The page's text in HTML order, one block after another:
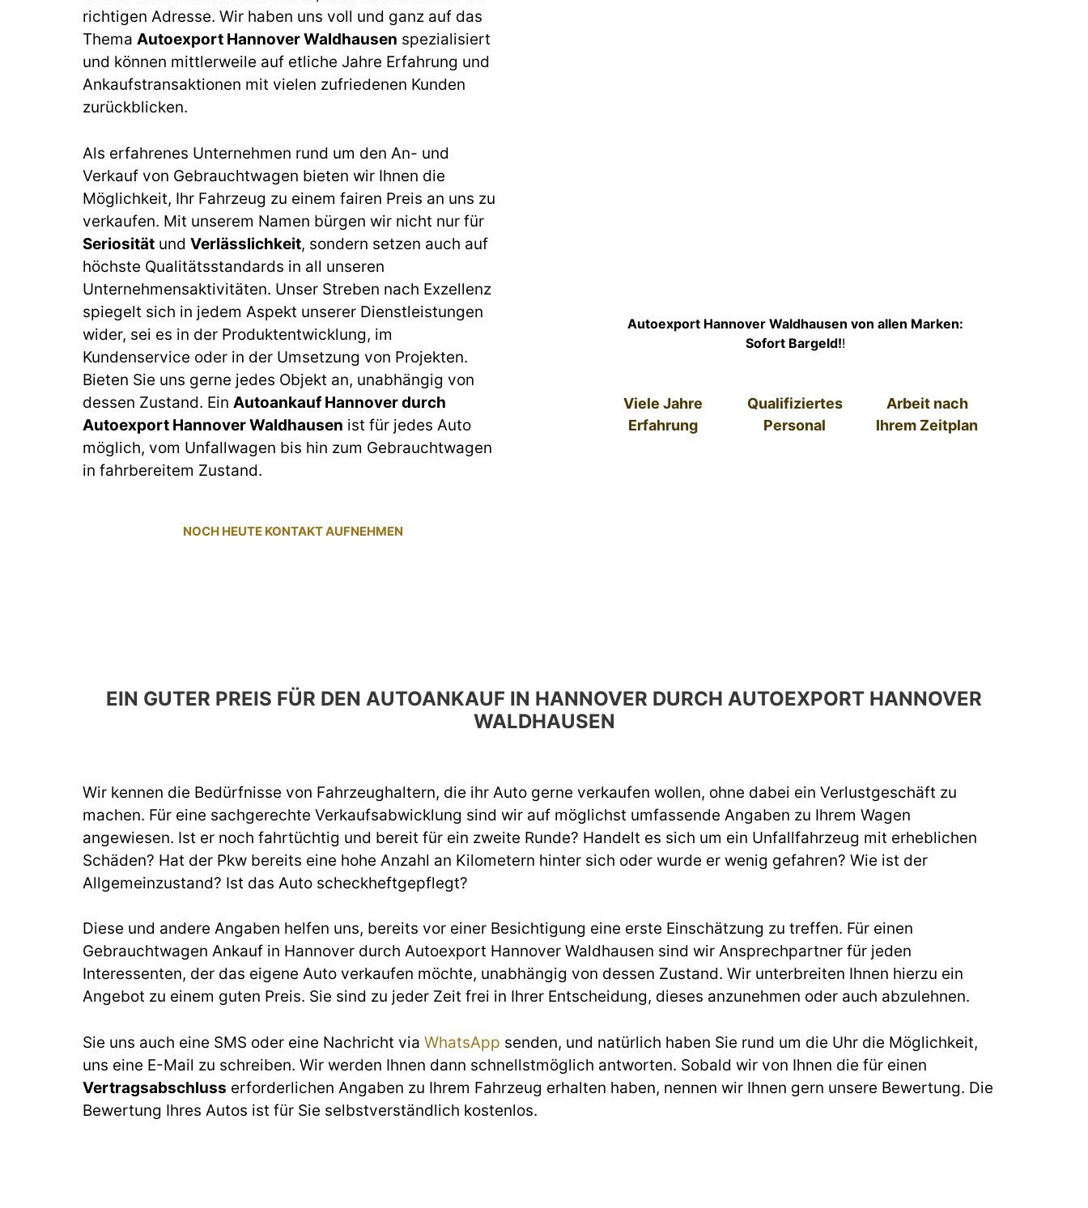
richtigen Adresse. Wir haben uns voll und ganz auf das
Thema Autoexport Hannover Waldhausen spezialisiert
und können mittlerweile auf etliche Jahre Erfahrung und
Ankaufstransaktionen mit vielen zufriedenen Kunden
zurückblicken.
Als erfahrenes Unternehmen rund um den An- und
Verkauf von Gebrauchtwagen bieten wir Ihnen die
Möglichkeit, Ihr Fahrzeug zu einem fairen Preis an uns zu
verkaufen. Mit unserem Namen bürgen wir nicht nur für
Seriosität und Verlässlichkeit, sondern setzen auch auf
höchste Qualitätsstandards in all unseren
Unternehmensaktivitäten. Unser Streben nach Exzellenz
spiegelt sich in jedem Aspekt unserer Dienstleistungen
wider, sei es in der Produktentwicklung, im
Kundenservice oder in der Umsetzung von Projekten.
Bieten Sie uns gerne jedes Objekt an, unabhängig von
dessen Zustand. Ein Autoankauf Hannover durch
Autoexport Hannover Waldhausen ist für jedes Auto
möglich, vom Unfallwagen bis hin zum Gebrauchtwagen
in fahrbereitem Zustand.
NOCH HEUTE KONTAKT AUFNEHMEN
Autoexport Hannover Waldhausen von allen Marken:
Sofort Bargeld!!
Viele Jahre
Erfahrung
Qualifiziertes
Personal
Arbeit nach
Ihrem Zeitplan
EIN GUTER PREIS FÜR DEN AUTOANKAUF IN HANNOVER DURCH AUTOEXPORT HANNOVER
WALDHAUSEN
Wir kennen die Bedürfnisse von Fahrzeughaltern, die ihr Auto gerne verkaufen wollen, ohne dabei ein Verlustgeschäft zu
machen. Für eine sachgerechte Verkaufsabwicklung sind wir auf möglichst umfassende Angaben zu Ihrem Wagen
angewiesen. Ist er noch fahrtüchtig und bereit für ein zweite Runde? Handelt es sich um ein Unfallfahrzeug mit erheblichen
Schäden? Hat der Pkw bereits eine hohe Anzahl an Kilometern hinter sich oder wurde er wenig gefahren? Wie ist der
Allgemeinzustand? Ist das Auto scheckheftgepflegt?
Diese und andere Angaben helfen uns, bereits vor einer Besichtigung eine erste Einschätzung zu treffen. Für einen
Gebrauchtwagen Ankauf in Hannover durch Autoexport Hannover Waldhausen sind wir Ansprechpartner für jeden
Interessenten, der das eigene Auto verkaufen möchte, unabhängig von dessen Zustand. Wir unterbreiten Ihnen hierzu ein
Angebot zu einem guten Preis. Sie sind zu jeder Zeit frei in Ihrer Entscheidung, dieses anzunehmen oder auch abzulehnen.
Sie uns auch eine SMS oder eine Nachricht via WhatsApp senden, und natürlich haben Sie rund um die Uhr die Möglichkeit,
uns eine E-Mail zu schreiben. Wir werden Ihnen dann schnellstmöglich antworten. Sobald wir von Ihnen die für einen
Vertragsabschluss erforderlichen Angaben zu Ihrem Fahrzeug erhalten haben, nennen wir Ihnen gern unsere Bewertung. Die
Bewertung Ihres Autos ist für Sie selbstverständlich kostenlos.